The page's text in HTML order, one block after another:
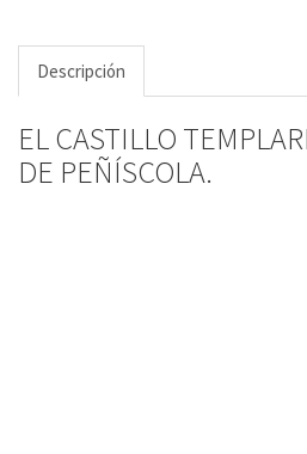
Descripción
EL CASTILLO
DE PEÑÍSCOLA.